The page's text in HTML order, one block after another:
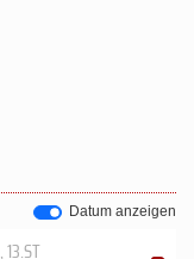
Datum anzeigen
, 13.ST